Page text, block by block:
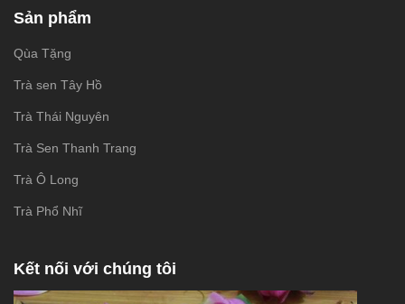
Sản phẩm
Qùa Tặng
Trà sen Tây Hồ
Trà Thái Nguyên
Trà Sen Thanh Trang
Trà Ô Long
Trà Phổ Nhĩ
Kết nối với chúng tôi